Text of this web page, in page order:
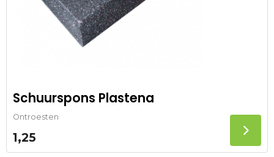
Schuurspons Plastena
Ontroesten
1,25